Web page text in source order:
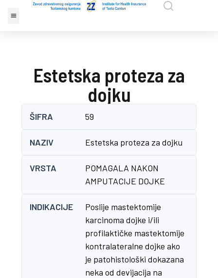
Estetska proteza za
dojku
ŠIFRA 59
NAZIV Estetska proteza za dojku
VRSTA
POMAGALA NAKON
AMPUTACIJE DOJKE
INDIKACIJE
Poslije mastektomije
karcinoma dojke i/ili
profilaktičke mastektomije
kontralateralne dojke ako
je patohistološki dokazana
neka od devijacija na